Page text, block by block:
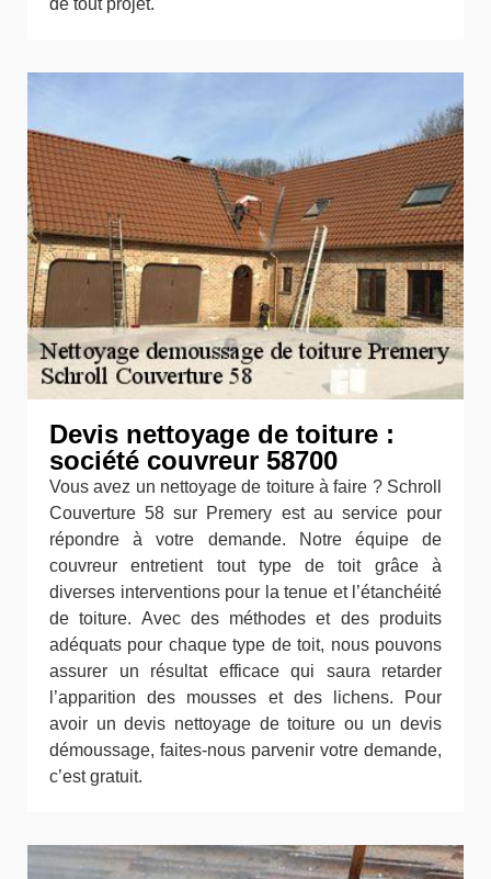
Devis nettoyage de toiture :
société couvreur 58700
Vous avez un nettoyage de toiture à faire ? Schroll
Couverture 58 sur Premery est au service pour
répondre à votre demande. Notre équipe de
couvreur entretient tout type de toit grâce à
diverses interventions pour la tenue et l’étanchéité
de toiture. Avec des méthodes et des produits
adéquats pour chaque type de toit, nous pouvons
assurer un résultat efficace qui saura retarder
l’apparition des mousses et des lichens. Pour
avoir un devis nettoyage de toiture ou un devis
démoussage, faites-nous parvenir votre demande,
c’est gratuit.